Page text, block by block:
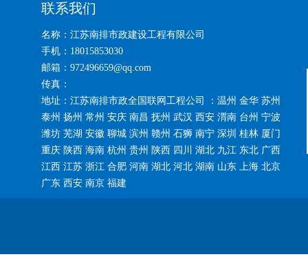
联系我们
名称：江苏南排市政建设工程有限公司
手机：18015853030
邮箱：972496659@qq.com
传真：
地址：江苏南排市政全国联网工程公司 ：温州 金华 苏州
泰州 扬州 常州 安庆 南昌 抚州 武汉 西安 渭南 台州 宁波
潍坊 芜湖 安徽 聊城 滨州 赣州 石狮 南宁 深圳 桂林 厦门
重庆 陕西 海南 杭州 贵州 陕西 四川 湖北 九江 东北 广西
江西 江苏 浙江 合肥 河南 湖北 河北 湖南 山东 上海 北京
广东 西安 南京 福建